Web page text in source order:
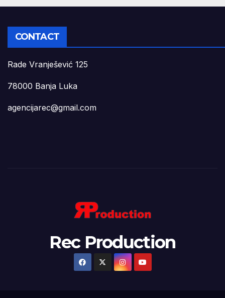
CONTACT
Rade Vranješević 125
78000 Banja Luka
agencijarec@gmail.com
Rec Production